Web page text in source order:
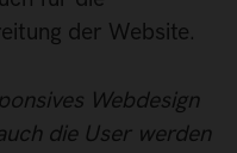
der Website.
Webdesign
die User werden